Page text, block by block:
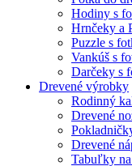
Hodiny s
Hrnčeky a
Puzzle s
Vankúš s
Darčeky s
Drevené výrobky
Rodinný
Drevené
Drevené
Tabuľky na